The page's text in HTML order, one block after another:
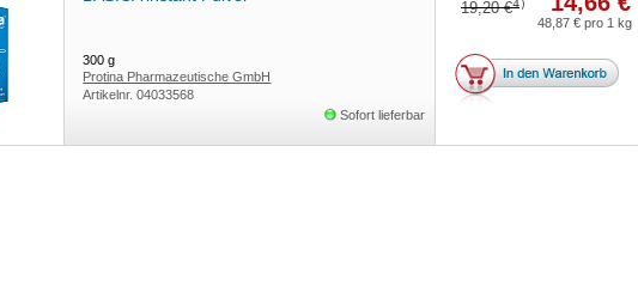
300g
Protina Pharmazeutische GmbH
Artikelnr.04033568
Sofort lieferbar
19,20 €4)
48,87 € pro 1 kg